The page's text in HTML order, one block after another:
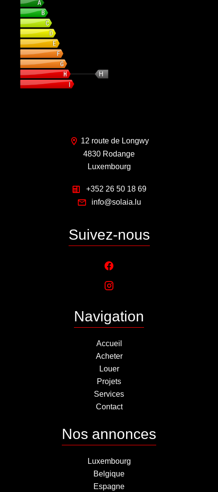
H
12 route de Longwy
4830 Rodange
Luxembourg
+352 26 50 18 69
info@solaia.lu
Suivez-nous
Navigation
Accueil
Acheter
Louer
Projets
Services
Contact
Nos annonces
Luxembourg
Belgique
Espagne